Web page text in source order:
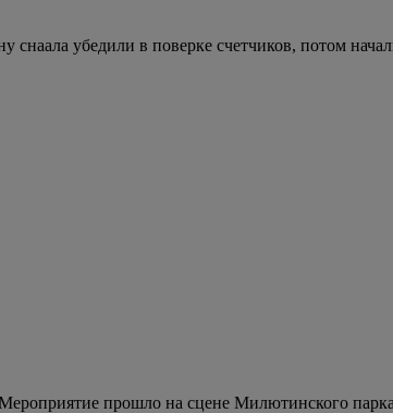
убедили в поверке счетчиков, потом
прошло на сцене Милютинского